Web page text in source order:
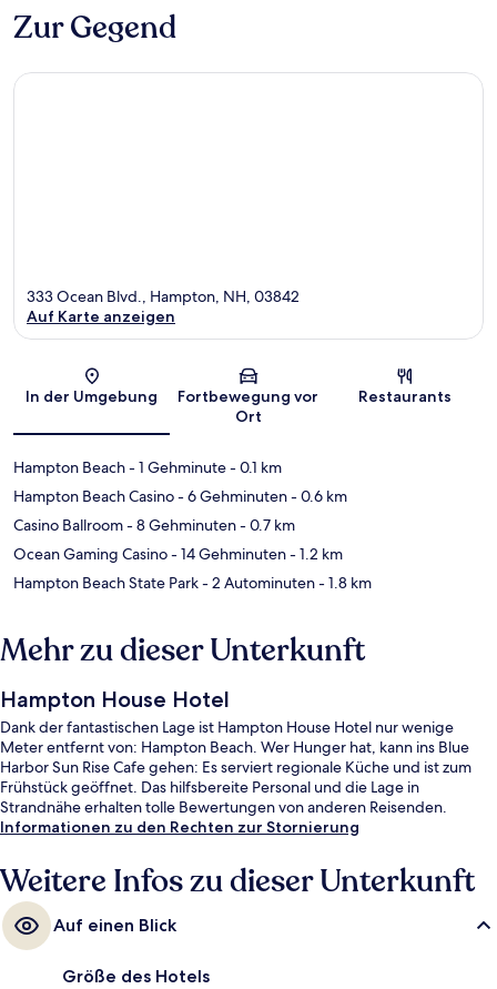
Zur Gegend
Karte
333 Ocean Blvd., Hampton, NH, 03842
Auf Karte anzeigen
In der Umgebung
Fortbewegung vor
Ort
Restaurants
Hampton Beach- 1 Gehminute- 0.1 km
Hampton Beach Casino- 6 Gehminuten- 0.6 km
Casino Ballroom- 8 Gehminuten- 0.7 km
Ocean Gaming Casino- 14 Gehminuten- 1.2 km
Hampton Beach State Park- 2 Autominuten- 1.8 km
Mehr zu dieser Unterkunft
Hampton House Hotel
Dank der fantastischen Lage ist Hampton House Hotel nur wenige
Meter entfernt von: Hampton Beach. Wer Hunger hat, kann ins Blue
Harbor Sun Rise Cafe gehen: Es serviert regionale Küche und ist zum
Frühstück geöffnet. Das hilfsbereite Personal und die Lage in
Strandnähe erhalten tolle Bewertungen von anderen Reisenden.
Informationen zu den Rechten zur Stornierung
Weitere Infos zu dieser Unterkunft
Auf einen Blick
Größe des Hotels